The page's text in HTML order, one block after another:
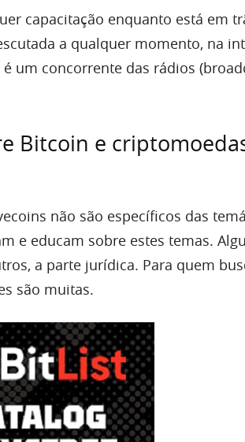
capacitação enquanto está em
a qualquer momento, na
um concorrente das rádios
Bitcoin e
não são específicos das
e educam sobre estes temas.
a parte jurídica. Para quem
são muitas.